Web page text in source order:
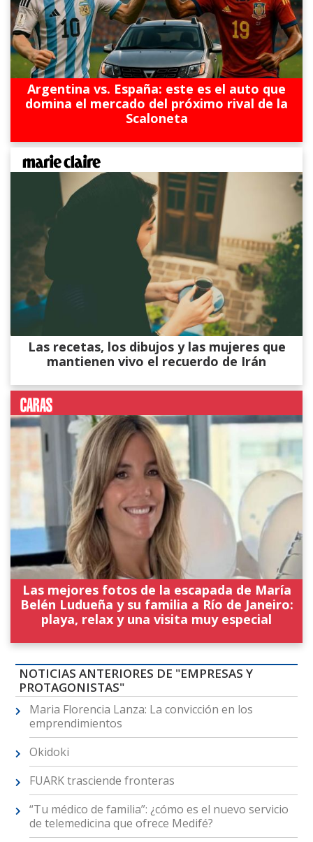
Argentina vs. España: este es el auto que
domina el mercado del próximo rival de la
Scaloneta
Las recetas, los dibujos y las mujeres que
mantienen vivo el recuerdo de Irán
Las mejores fotos de la escapada de María
Belén Ludueña y su familia a Río de Janeiro:
playa, relax y una visita muy especial
NOTICIAS ANTERIORES DE "EMPRESAS Y
PROTAGONISTAS"
Maria Florencia Lanza: La convicción en los
emprendimientos
Okidoki
FUARK trasciende fronteras
“Tu médico de familia”: ¿cómo es el nuevo servicio
de telemedicina que ofrece Medifé?